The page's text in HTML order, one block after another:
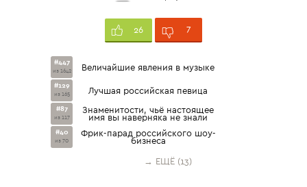
26 7
#447
из 1642 Величайшие явления в музыке
#129
из 165 Лучшая российская певица
#87
из 117
Знаменитости, чьё настоящее
имя вы наверняка не знали
#40
из 70
Фрик-парад российского шоу-
бизнеса
→ ЕЩЁ (13)